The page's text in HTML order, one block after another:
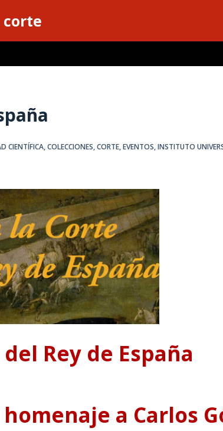
corte
CIENTÍFICA,COLECCIONES,CORTE,EVENTOS,INSTITUTO
Rey de España
a Carlos